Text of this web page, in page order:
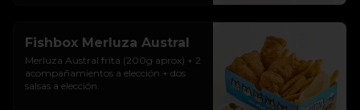
Fishbox Merluza Austral
Merluza Austral frita (200g aprox) + 2
acompañamientos a elección + dos
salsas a elección.